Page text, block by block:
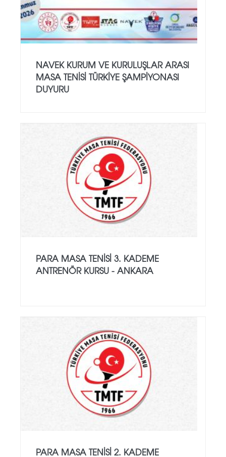
NAVEK KURUM VE KURULUŞLAR ARASI
MASA TENISI TÜRKIYE ŞAMPIYONASI
DUYURU
PARA MASA TENISI 3. KADEME
ANTRENÖR KURSU - ANKARA
PARA MASA TENISI 2. KADEME